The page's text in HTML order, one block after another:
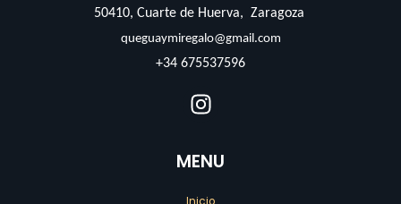
50410, Cuarte de Huerva, Zaragoza
queguaymiregalo@gmail.com
+34 675537596
MENU
Inicio